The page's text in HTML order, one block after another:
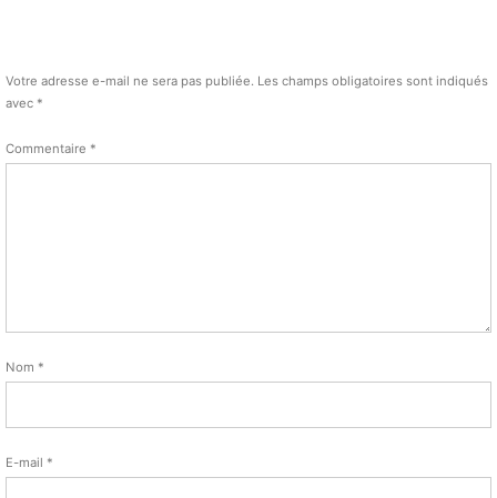
Votre adresse e-mail ne sera pas publiée. Les champs obligatoires sont indiqués
avec *
Commentaire *
Nom *
E-mail *